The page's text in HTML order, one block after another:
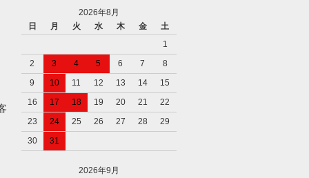
2026年8月
日
月 火 水 木 金
土
1
2
3 4 5 6 7
8
9
10 11 12 13 14
15
16
17 18 19 20 21
22
23
24 25 26 27 28
29
30
31
2026年9月